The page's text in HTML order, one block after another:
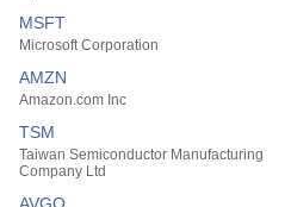
MSFT
Microsoft Corporation
AMZN
Amazon.com Inc
TSM
Taiwan Semiconductor Manufacturing
Company Ltd